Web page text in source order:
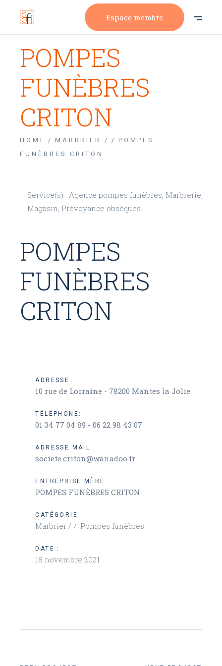
Espace membre
POMPES
FUNÈBRES
CRITON
HOME MARBRIER /
POMPES
FUNÈBRES CRITON
Service(s) : Agence pompes funèbres, Marbrerie,
Magasin, Prévoyance obsèques.
POMPES
FUNÈBRES
CRITON
ADRESSE:
10 rue de Lorraine - 78200 Mantes la Jolie
TÉLÉPHONE:
01 34 77 04 89 - 06 22 98 43 07
ADRESSE MAIL:
societe.criton@wanadoo.fr
ENTREPRISE MÈRE:
POMPES FUNÈBRES CRITON
CATÉGORIE :
Marbrier / Pompes funèbres
DATE :
18 novembre 2021